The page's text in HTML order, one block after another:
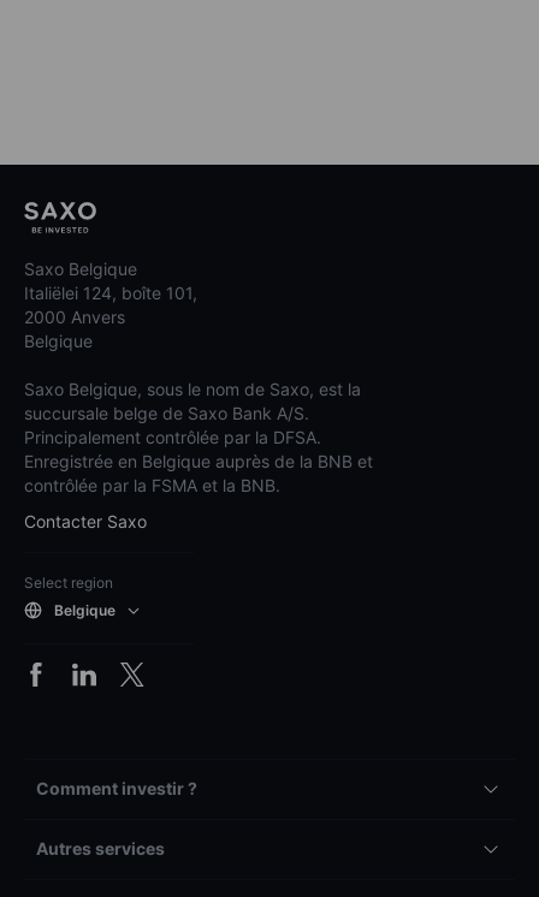
Saxo Belgique
Italiëlei 124, boîte 101,
2000 Anvers
Belgique
Saxo Belgique, sous le nom de Saxo, est la
succursale belge de Saxo Bank A/S.
Principalement contrôlée par la DFSA.
Enregistrée en Belgique auprès de la BNB et
contrôlée par la FSMA et la BNB.
Contacter Saxo
Select region
Belgique
Comment investir ?
Autres services